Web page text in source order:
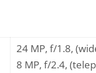
24 MP, f/1.8,
8 MP, f/2.4,